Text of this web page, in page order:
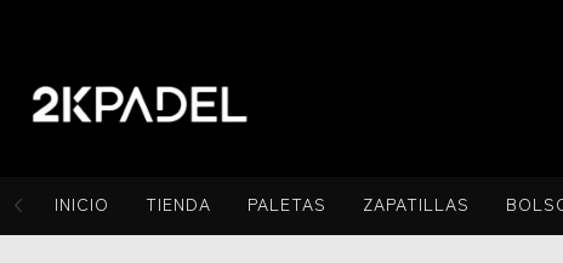
INICIO TIENDA PALETAS ZAPATILLAS